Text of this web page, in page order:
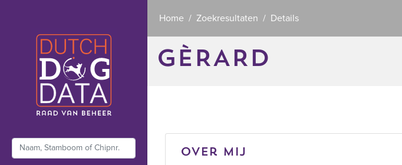
Home Zoekresultaten Details
GÈRARD
Over mij